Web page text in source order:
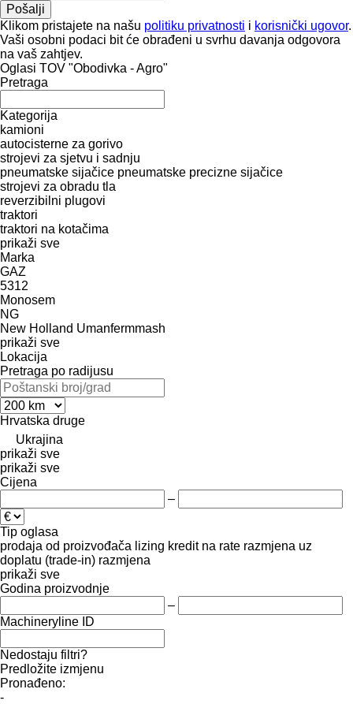
Klikom pristajete na našu politiku privatnosti i korisnički ugovor.
Vaši osobni podaci bit će obrađeni u svrhu davanja odgovora
na vaš zahtjev.
Oglasi TOV "Obodivka - Agro"
Pretraga
Kategorija
kamioni
autocisterne za gorivo
strojevi za sjetvu i sadnju
pneumatske sijačice pneumatske precizne sijačice
strojevi za obradu tla
reverzibilni plugovi
traktori
traktori na kotačima
prikaži sve
Marka
GAZ
5312
Monosem
NG
New Holland Umanfermmash
prikaži sve
Lokacija
Pretraga po radijusu
Hrvatska druge
Ukrajina
prikaži sve
prikaži sve
Cijena
–
Tip oglasa
prodaja od proizvođača lizing kredit na rate razmjena uz
doplatu (trade-in) razmjena
prikaži sve
Godina proizvodnje
–
Machineryline ID
Nedostaju filtri?
Predložite izmjenu
Pronađeno:
-